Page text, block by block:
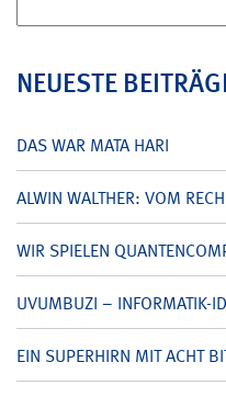
nach:
NEUESTE
DAS WAR MATA HARI
ALWIN WALTHER: VOM
WIR SPIELEN
UVUMBUZI – INFORMATIK-
EIN SUPERHIRN MIT ACHT